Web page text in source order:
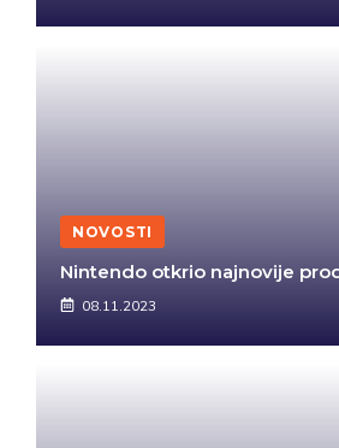
NOVOSTI
Nintendo otkrio najnovije
08.11.2023